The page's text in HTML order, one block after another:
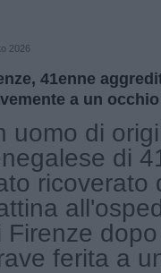
2026
41enne
a un occhio
uomo di
di
ricoverato
Firenze
ferita a